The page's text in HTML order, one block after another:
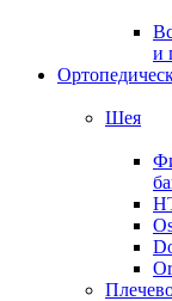
и
Шея